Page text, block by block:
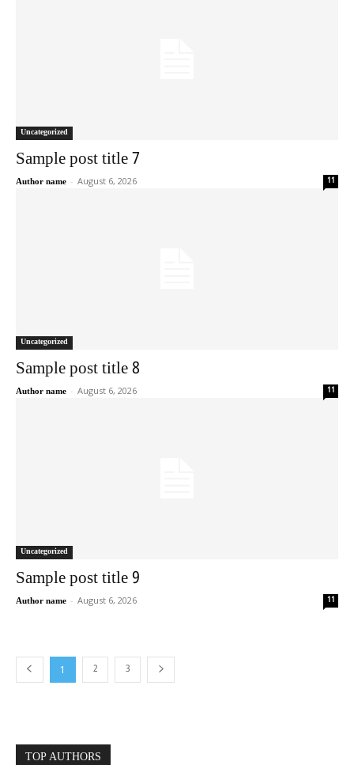
Uncategorized
Sample post title 7
Author name - August 6, 2026 11
Uncategorized
Sample post title 8
Author name - August 6, 2026 11
Uncategorized
Sample post title 9
Author name - August 6, 2026 11
1 2 3
TOP AUTHORS